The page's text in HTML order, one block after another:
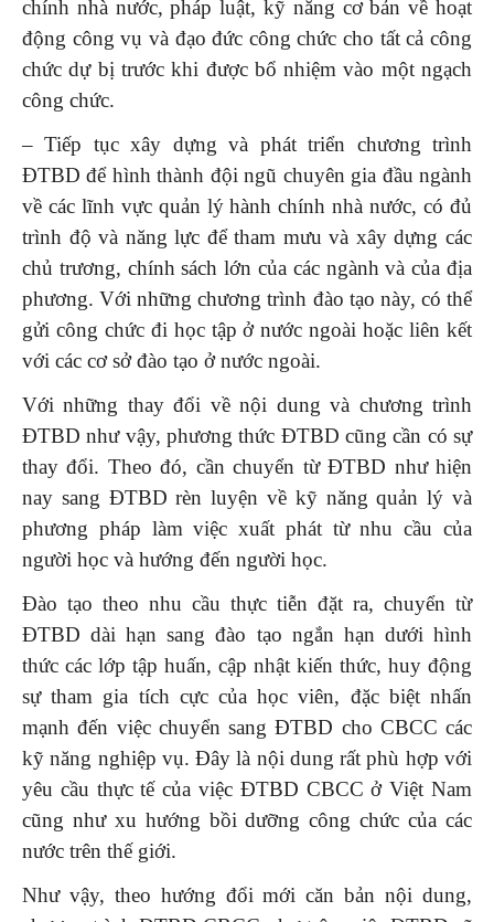
chính nhà nước, pháp luật, kỹ năng cơ bản về hoạt
động công vụ và đạo đức công chức cho tất cả công
chức dự bị trước khi được bổ nhiệm vào một ngạch
công chức.
– Tiếp tục xây dựng và phát triển chương trình
ĐTBD để hình thành đội ngũ chuyên gia đầu ngành
về các lĩnh vực quản lý hành chính nhà nước, có đủ
trình độ và năng lực để tham mưu và xây dựng các
chủ trương, chính sách lớn của các ngành và của địa
phương. Với những chương trình đào tạo này, có thể
gửi công chức đi học tập ở nước ngoài hoặc liên kết
với các cơ sở đào tạo ở nước ngoài.
Với những thay đổi về nội dung và chương trình
ĐTBD như vậy, phương thức ĐTBD cũng cần có sự
thay đổi. Theo đó, cần chuyển từ ĐTBD như hiện
nay sang ĐTBD rèn luyện về kỹ năng quản lý và
phương pháp làm việc xuất phát từ nhu cầu của
người học và hướng đến người học.
Đào tạo theo nhu cầu thực tiễn đặt ra, chuyển từ
ĐTBD dài hạn sang đào tạo ngắn hạn dưới hình
thức các lớp tập huấn, cập nhật kiến thức, huy động
sự tham gia tích cực của học viên, đặc biệt nhấn
mạnh đến việc chuyển sang ĐTBD cho CBCC các
kỹ năng nghiệp vụ. Đây là nội dung rất phù hợp với
yêu cầu thực tế của việc ĐTBD CBCC ở Việt Nam
cũng như xu hướng bồi dưỡng công chức của các
nước trên thế giới.
Như vậy, theo hướng đổi mới căn bản nội dung,